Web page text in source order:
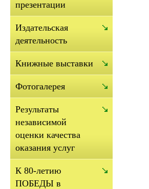
презентации
Издательская
деятельность
Книжные выставки
Фотогалерея
Результаты
независимой
оценки качества
оказания услуг
К 80-летию
ПОБЕДЫ в